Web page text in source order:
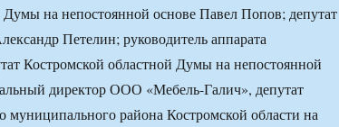
Думы на непостоянной основе Павел Попов; депутат
Петелин; руководитель аппарата
Костромской областной Думы на непостоянной
директор ООО «Мебель-Галич», депутат
муниципального района Костромской области на